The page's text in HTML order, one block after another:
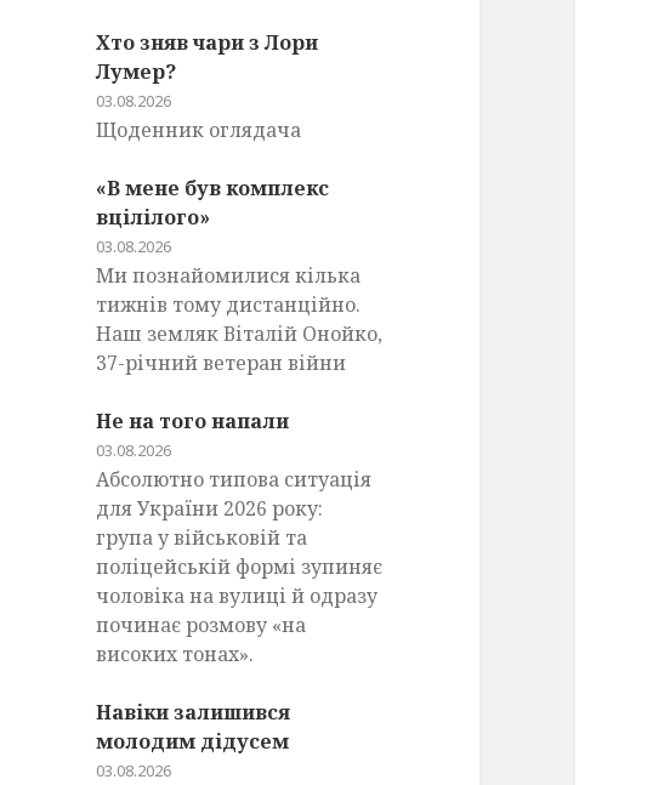
Хто зняв чари з Лори
Лумер?
03.08.2026
Щоденник оглядача
«В мене був комплекс
вцілілого»
03.08.2026
Ми познайомилися кілька
тижнів тому дистанційно.
Наш земляк Віталій Онойко,
37-річний ветеран війни
Не на того напали
03.08.2026
Абсолютно типова ситуація
для України 2026 року:
група у військовій та
поліцейській формі зупиняє
чоловіка на вулиці й одразу
починає розмову «на
високих тонах».
Навіки залишився
молодим дідусем
03.08.2026